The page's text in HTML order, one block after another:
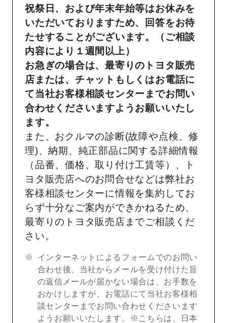
祝祭日、および年末年始等はお休みを
いただいておりますため、回答をお待
たせすることがございます。（ご相談
内容により１週間以上）
お急ぎの場合は、最寄りのトヨタ販売
店または、チャットもしくはお電話に
て当社お客様相談センターまでお問い
合わせくださいますようお願いいたし
ます。
また、おクルマの診断(故障や点検、修
理)、納期、純正部品に関する詳細情報
（品番、価格、取り付け工賃等）、ト
ヨタ販売店へのお問合せなどは弊社お
客様相談センターに情報を集約してお
らず十分なご案内ができかねるため、
最寄りのトヨタ販売店までご相談くだ
さい。
インターネットによるフォームでのお問い
合わせ後、当社からメールを受け付けた旨
の返信メールが届かない場合は、お手数を
おかけしますが、お電話にて当社お客様相
談センターまでお問い合わせくださいます
ようお願いいたします。※こちらは、日本